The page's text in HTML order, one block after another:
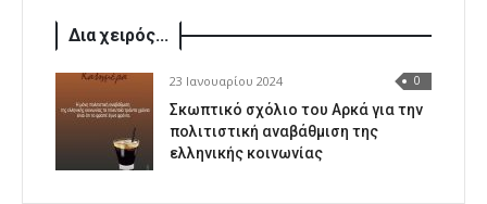
Δια χειρός...
23 Ιανουαρίου 2024 0
Σκωπτικό σχόλιο του Αρκά για την
πολιτιστική αναβάθμιση της
ελληνικής κοινωνίας